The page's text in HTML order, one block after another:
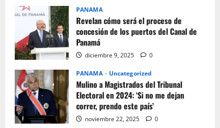
PANAMA
Revelan cómo será el proceso de
concesión de los puertos del Canal de
Panamá
diciembre 9, 2025 0
PANAMA Uncategorized
Mulino a Magistrados del Tribunal
Electoral en 2024: ‘Si no me dejan
correr, prendo este país’
noviembre 22, 2025 0